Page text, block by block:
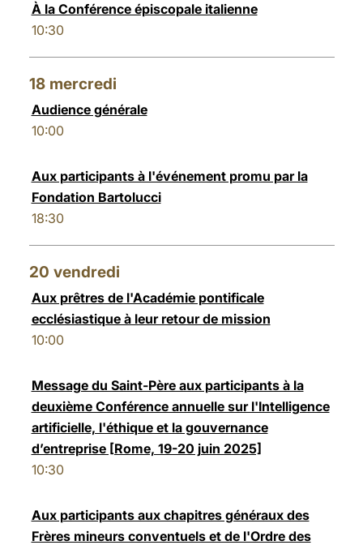
À la Conférence épiscopale italienne
10:30
18 mercredi
Audience générale
10:00
Aux participants à l'événement promu par la
Fondation Bartolucci
18:30
20 vendredi
Aux prêtres de l'Académie pontificale
ecclésiastique à leur retour de mission
10:00
Message du Saint-Père aux participants à la
deuxième Conférence annuelle sur l'Intelligence
artificielle, l'éthique et la gouvernance
d’entreprise [Rome, 19-20 juin 2025]
10:30
Aux participants aux chapitres généraux des
Frères mineurs conventuels et de l'Ordre des